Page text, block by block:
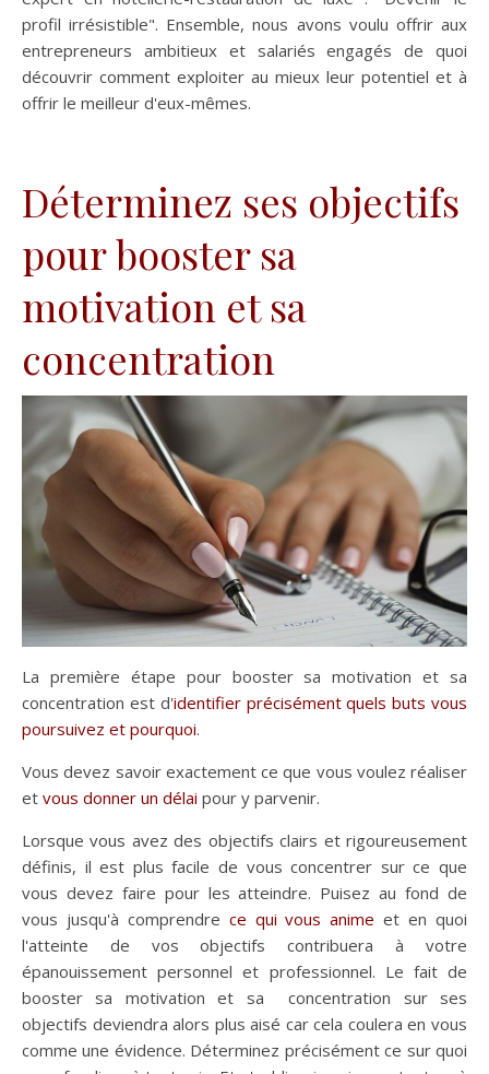
profil irrésistible". Ensemble, nous avons voulu offrir aux
entrepreneurs ambitieux et salariés engagés de quoi
découvrir comment exploiter au mieux leur potentiel et à
offrir le meilleur d'eux-mêmes.
Déterminez ses objectifs
pour booster sa
motivation et sa
concentration
La première étape pour booster sa motivation et sa
concentration est d'identifier précisément quels buts vous
poursuivez et pourquoi.
Vous devez savoir exactement ce que vous voulez réaliser
et vous donner un délai pour y parvenir.
Lorsque vous avez des objectifs clairs et rigoureusement
définis, il est plus facile de vous concentrer sur ce que
vous devez faire pour les atteindre. Puisez au fond de
vous jusqu'à comprendre ce qui vous anime et en quoi
l'atteinte de vos objectifs contribuera à votre
épanouissement personnel et professionnel. Le fait de
booster sa motivation et sa concentration sur ses
objectifs deviendra alors plus aisé car cela coulera en vous
comme une évidence. Déterminez précisément ce sur quoi